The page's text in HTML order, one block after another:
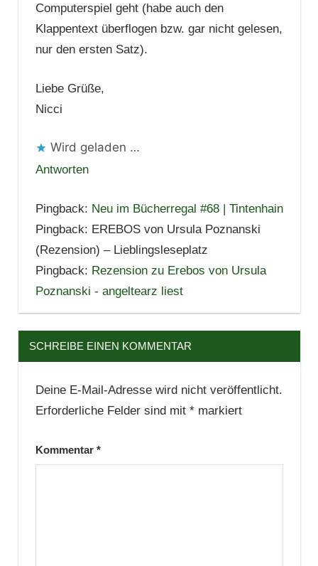
Computerspiel geht (habe auch den
Klappentext überflogen bzw. gar nicht gelesen,
nur den ersten Satz).
Liebe Grüße,
Nicci
Wird geladen …
Antworten
Pingback: Neu im Bücherregal #68 | Tintenhain
Pingback: EREBOS von Ursula Poznanski
(Rezension) – Lieblingsleseplatz
Pingback: Rezension zu Erebos von Ursula
Poznanski - angeltearz liest
SCHREIBE EINEN KOMMENTAR
Deine E-Mail-Adresse wird nicht veröffentlicht.
Erforderliche Felder sind mit *markiert
Kommentar *